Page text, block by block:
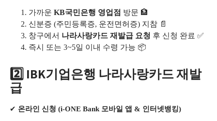
가까운 KB국민은행 영업점 방문 🏦
신분증 (주민등록증, 운전면허증) 지참 📄
창구에서 나라사랑카드 재발급 요청 후 신청 완료 ✅
즉시 또는 3~5일 이내 수령 가능 📦
2️⃣ IBK기업은행 나라사랑카드 재발
급
✔ 온라인 신청 (i-ONE Bank 모바일 앱 & 인터넷뱅킹)